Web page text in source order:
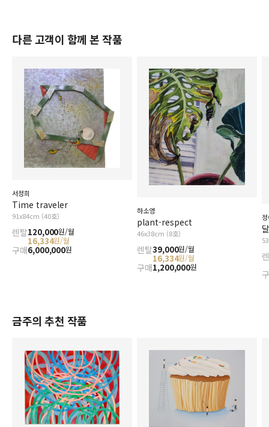
다른 고객이 함께 본 작품
서정희
Time traveler
91x84cm (40호)
렌탈120,000원/월
16,334원/월
구매6,000,000원
하소영
plant-respect
46x38cm (8호)
렌탈39,000원/월
16,334원/월
구매1,200,000원
금주의 추천 작품